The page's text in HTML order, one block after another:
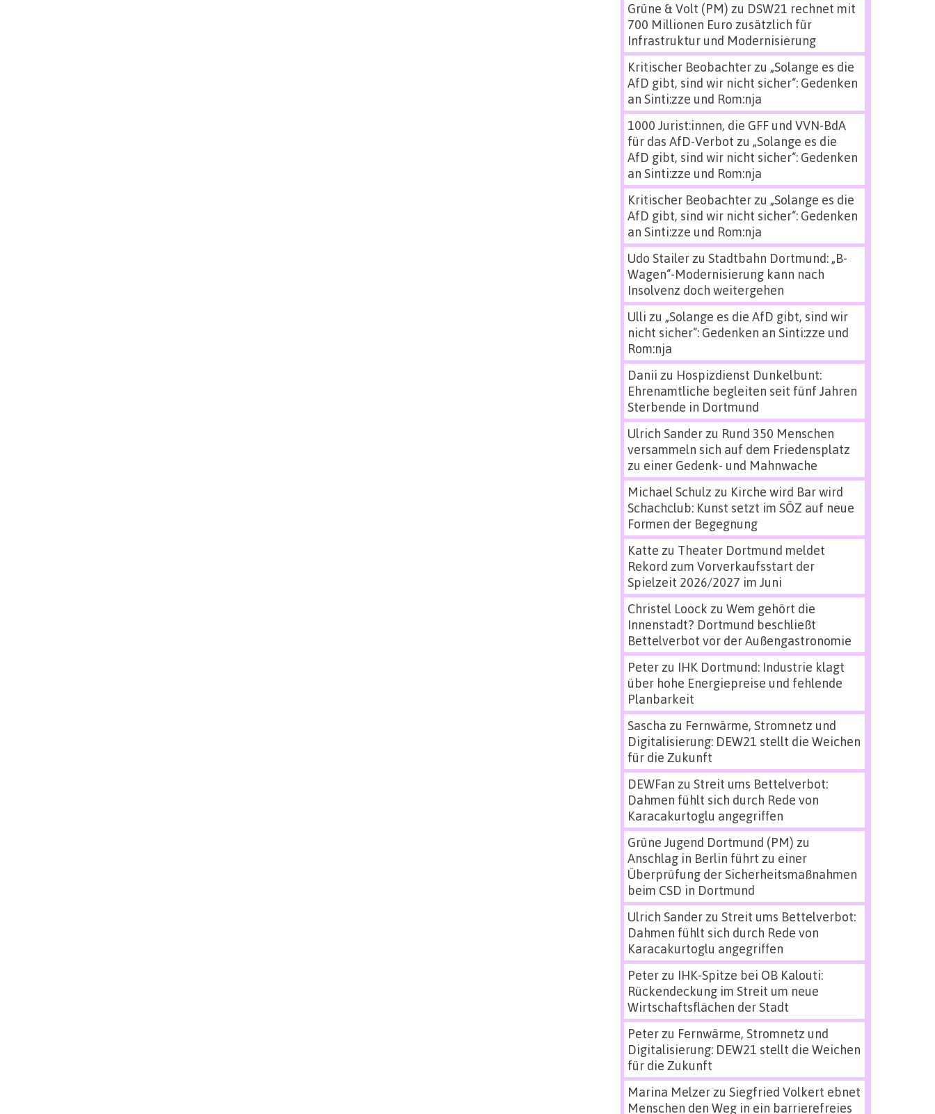
Grüne & Volt (PM) zu DSW21 rechnet mit
700 Millionen Euro zusätzlich für
Infrastruktur und Modernisierung
Kritischer Beobachterzu „Solange es die
AfD gibt, sind wir nicht sicher“: Gedenken
an Sinti:zze und Rom:nja
1000 Jurist:innen, die GFF und VVN-BdA
für das AfD-Verbot zu „Solange es die
AfD gibt, sind wir nicht sicher“: Gedenken
an Sinti:zze und Rom:nja
Kritischer Beobachterzu „Solange es die
AfD gibt, sind wir nicht sicher“: Gedenken
an Sinti:zze und Rom:nja
Udo Stailerzu Stadtbahn Dortmund: „B-
Wagen“-Modernisierung kann nach
Insolvenz doch weitergehen
Ulli zu „Solange es die AfD gibt, sind wir
nicht sicher“: Gedenken an Sinti:zze und
Rom:nja
Danii zu Hospizdienst Dunkelbunt:
Ehrenamtliche begleiten seit fünf Jahren
Sterbende in Dortmund
Ulrich Sanderzu Rund 350 Menschen
versammeln sich auf dem Friedensplatz
zu einer Gedenk- und Mahnwache
Michael Schulz zu Kirche wird Bar wird
Schachclub: Kunst setzt im SÖZ auf neue
Formen der Begegnung
Katte zu Theater Dortmund meldet
Rekord zum Vorverkaufsstart der
Spielzeit 2026/2027 im Juni
Christel Loock zu Wem gehört die
Innenstadt? Dortmund beschließt
Bettelverbot vor der Außengastronomie
Peterzu IHK Dortmund: Industrie klagt
über hohe Energiepreise und fehlende
Planbarkeit
Sascha zu Fernwärme, Stromnetz und
Digitalisierung: DEW21 stellt die Weichen
für die Zukunft
DEWFan zu Streit ums Bettelverbot:
Dahmen fühlt sich durch Rede von
Karacakurtoglu angegriffen
Grüne Jugend Dortmund (PM) zu
Anschlag in Berlin führt zu einer
Überprüfung der Sicherheitsmaßnahmen
beim CSD in Dortmund
Ulrich Sanderzu Streit ums Bettelverbot:
Dahmen fühlt sich durch Rede von
Karacakurtoglu angegriffen
Peterzu IHK-Spitze bei OB Kalouti:
Rückendeckung im Streit um neue
Wirtschaftsflächen der Stadt
Peterzu Fernwärme, Stromnetz und
Digitalisierung: DEW21 stellt die Weichen
für die Zukunft
Marina Melzerzu Siegfried Volkert ebnet
Menschen den Weg in ein barrierefreies